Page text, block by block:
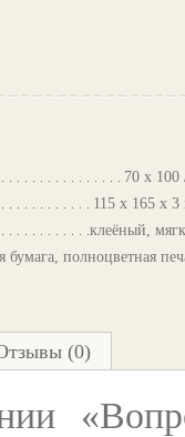
70 х 100
115 х 165 х
клеёный,
бумага, полноцветная
(0)